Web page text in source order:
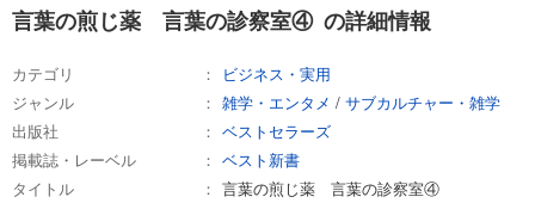
言葉の煎じ薬 言葉の診察室④ の詳細情報
カテゴリ
ビジネス・実用
ジャンル
雑学・エンタメ / サブカルチャー・雑学
出版社
ベストセラーズ
掲載誌・レーベル
ベスト新書
タイトル
言葉の煎じ薬 言葉の診察室④